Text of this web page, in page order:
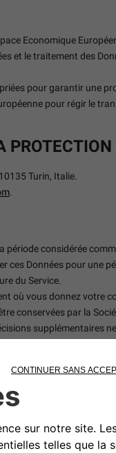
Economique
et le traitement des
pour garantir une
pour régir le
Turin, Italie.
.
considérée
Données pour une
du Service.
où vous donnez votre
conservées par la
supplémentaires
et, lorsqu’elles le sont,
incomplètes, ainsi que